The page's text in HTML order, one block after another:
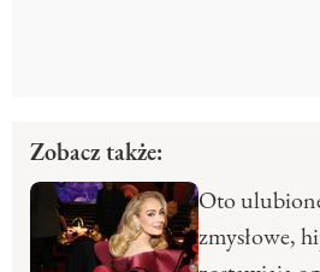
Zobacz także:
Oto
zmysłowe,